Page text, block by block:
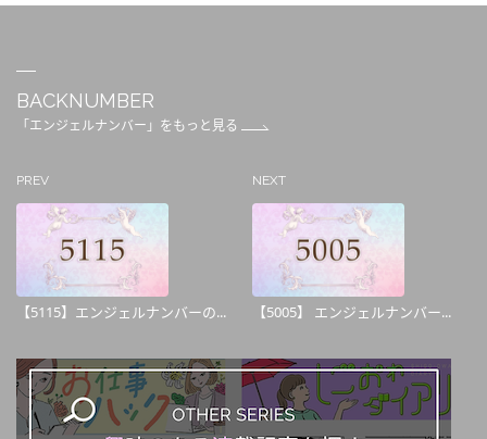
BACKNUMBER
「エンジェルナンバー」をもっと見る
PREV
【5115】エンジェルナンバーの...
NEXT
【5005】 エンジェルナンバー...